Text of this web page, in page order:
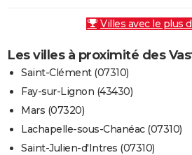
Villes avec le plus
Les villes à proximité des
Saint-Clément (07310)
Fay-sur-Lignon (43430)
Mars (07320)
Lachapelle-sous-Chanéac (07310)
Saint-Julien-d'Intres (07310)